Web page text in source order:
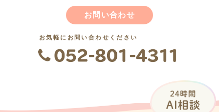
お問い合わせ
お気軽にお問い合わせください